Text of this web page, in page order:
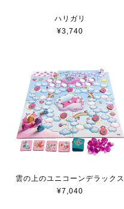
ハリガリ
¥3,740
雲の上のユニコーンデラックス
¥7,040